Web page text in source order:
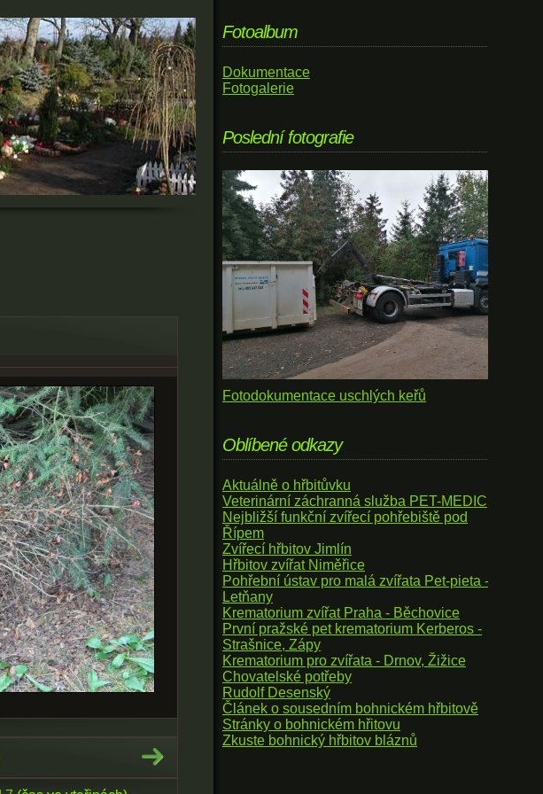
Fotoalbum
Dokumentace
Fotogalerie
Poslední fotografie
Fotodokumentace uschlých keřů
Oblíbené odkazy
Aktuálně o hřbitůvku
Veterinární záchranná služba PET-MEDIC
Nejbližší funkční zvířecí pohřebiště pod
Řípem
Zvířecí hřbitov Jimlín
Hřbitov zvířat Niměřice
Pohřební ústav pro malá zvířata Pet-pieta -
Letňany
Krematorium zvířat Praha - Běchovice
První pražské pet krematorium Kerberos -
Strašnice, Zápy
Krematorium pro zvířata - Drnov, Žižice
Chovatelské potřeby
Rudolf Desenský
Článek o sousedním bohnickém hřbitově
Stránky o bohnickém hřitovu
Zkuste bohnický hřbitov bláznů